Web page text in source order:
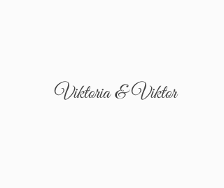
Viktoria & Viktor